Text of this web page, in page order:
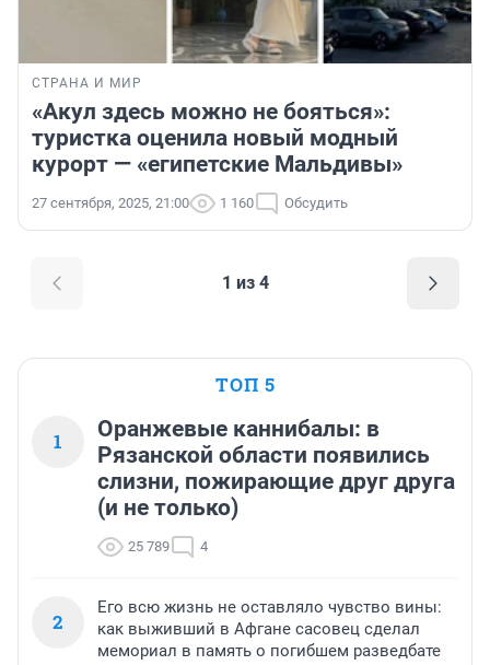
СТРАНА И МИР
«Акул здесь можно не бояться»:
туристка оценила новый модный
курорт — «египетские Мальдивы»
27 сентября, 2025, 21:00 1 160 Обсудить
1 из 4
ТОП 5
1
Оранжевые каннибалы: в
Рязанской области появились
слизни, пожирающие друг друга
(и не только)
25 789 4
2
Его всю жизнь не оставляло чувство вины:
как выживший в Афгане сасовец сделал
мемориал в память о погибшем разведбате